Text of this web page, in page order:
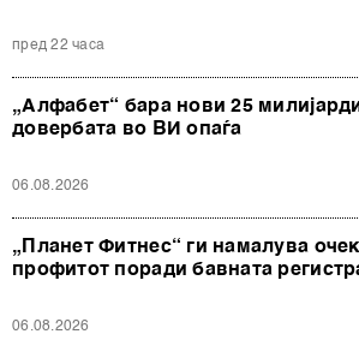
пред 22 часа
„Алфабет“ бара нови 25
довербата во ВИ опаѓа
06.08.2026
„Планет Фитнес“ ги намалува
профитот поради бавната
06.08.2026